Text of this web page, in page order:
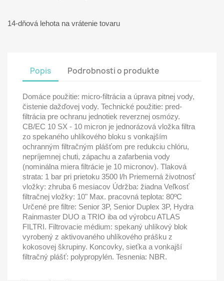
14-dňová lehota na vrátenie tovaru
Popis Podrobnosti o produkte
Domáce použitie: micro-filtrácia a úprava pitnej vody,
čistenie dažďovej vody. Technické použitie: pred-
filtrácia pre ochranu jednotiek reverznej osmózy.
CB/EC 10 SX - 10 micron je jednorázová vložka filtra
zo spekaného uhlíkového bloku s vonkajším
ochranným filtračným plášťom pre redukciu chlóru,
nepríjemnej chuti, zápachu a zafarbenia vody
(nominálna miera filtrácie je 10 micronov). Tlaková
strata: 1 bar pri prietoku 3500 l/h Priemerná životnosť
vložky: zhruba 6 mesiacov Údržba: žiadna Veľkosť
filtračnej vložky: 10" Max. pracovná teplota: 80ºC
Určené pre filtre: Senior 3P, Senior Duplex 3P, Hydra
Rainmaster DUO a TRIO iba od výrobcu ATLAS
FILTRI. Filtrovacie médium: spekaný uhlíkový blok
vyrobený z aktivovaného uhlíkového prášku z
kokosovej škrupiny. Koncovky, sieťka a vonkajší
filtračný plášť: polypropylén. Tesnenia: NBR.